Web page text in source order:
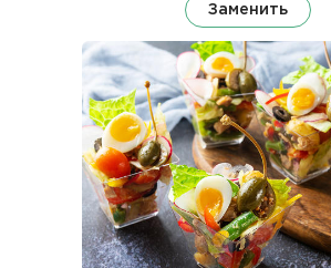
Заменить